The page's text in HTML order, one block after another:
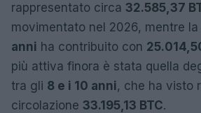
rappresentato circa 32.585,37
movimentato nel 2026, mentre
anni ha contribuito con
più attiva finora è stata quella
tra gli 8 e i 10 anni, che ha visto
circolazione 33.195,13 BTC.